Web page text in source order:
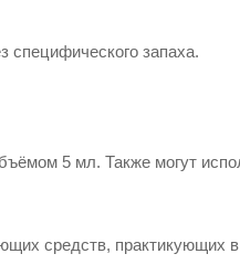
специфического запаха.
5 мл. Также могут
средств, практикующих